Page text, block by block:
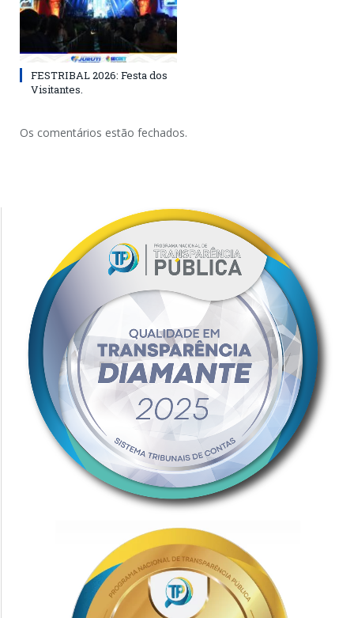
FESTRIBAL 2026: Festa dos
Visitantes.
Os comentários estão fechados.